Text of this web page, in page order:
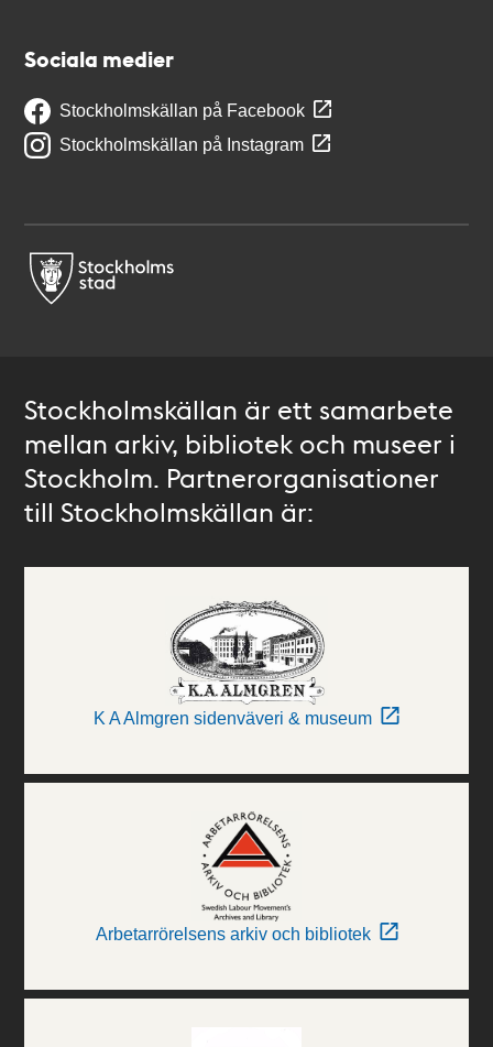
Sociala medier
Stockholmskällan på Facebook
Stockholmskällan på Instagram
Stockholmskällan är ett samarbete
mellan arkiv, bibliotek och museer i
Stockholm. Partnerorganisationer
till Stockholmskällan är:
K A Almgren sidenväveri & museum
Arbetarrörelsens arkiv och bibliotek